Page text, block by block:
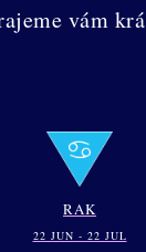
vám
RAK
22 JUN - 22 JUL